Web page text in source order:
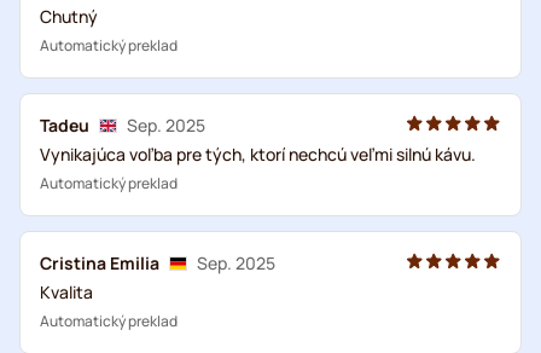
Chutný
Automatický preklad
Tadeu
Sep. 2025
Vynikajúca voľba pre tých, ktorí nechcú veľmi silnú kávu.
Automatický preklad
Cristina Emilia
Sep. 2025
Kvalita
Automatický preklad